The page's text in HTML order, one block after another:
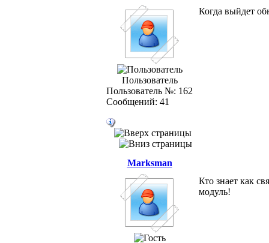
Пользователь
Пользователь №: 162
Сообщений: 41
Когда выйдет
Marksman
Кто знает как
модуль!